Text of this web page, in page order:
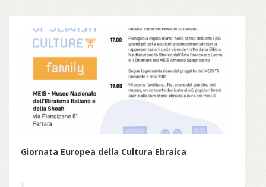
Giornata Europea della Cultura Ebraica